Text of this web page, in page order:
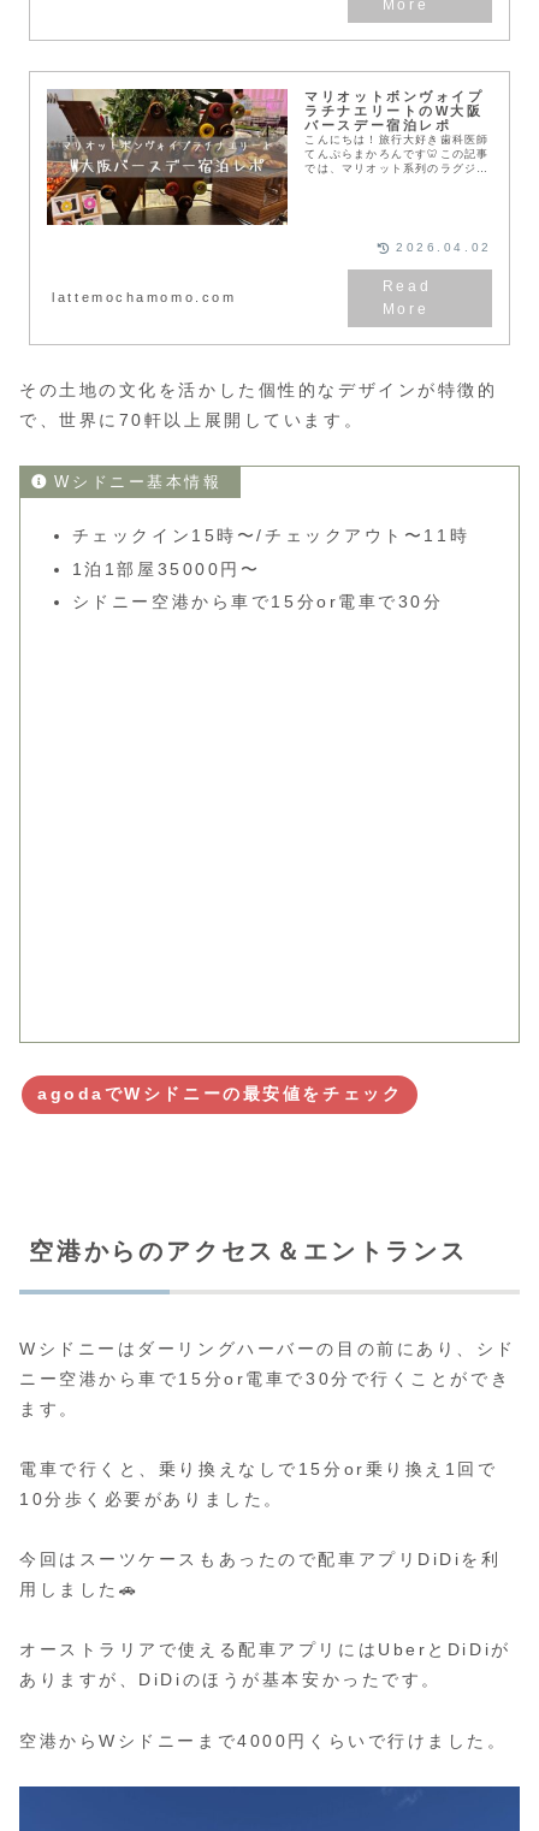
マリオットボンヴォイプ
ラチナエリートのW大阪
バースデー宿泊レポ
こんにちは！旅行大好き歯科医師
てんぷらまかろんです🦷この記事
では、マリオット系列のラグジュ
lattemochamomo.com
2026.04.02
その土地の文化を活かした個性的なデザインが特徴的
で、世界に70軒以上展開しています。
Wシドニー基本情報
チェックイン15時〜/チェックアウト〜11時
1泊1部屋35000円〜
シドニー空港から車で15分or電車で30分
agodaでWシドニーの最安値をチェック
空港からのアクセス＆エントランス
Wシドニーはダーリングハーバーの目の前にあり、シド
ニー空港から車で15分or電車で30分で行くことができ
ます。
電車で行くと、乗り換えなしで15分or乗り換え1回で
10分歩く必要がありました。
今回はスーツケースもあったので配車アプリDiDiを利
用しました🚗
オーストラリアで使える配車アプリにはUberとDiDiが
ありますが、DiDiのほうが基本安かったです。
空港からWシドニーまで4000円くらいで行けました。